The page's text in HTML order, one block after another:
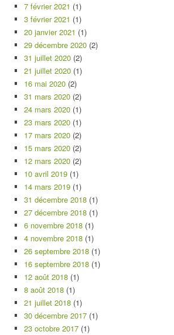
7 février 2021 (1)
3 février 2021 (1)
20 janvier 2021 (1)
29 décembre 2020 (2)
31 juillet 2020 (2)
21 juillet 2020 (1)
16 mai 2020 (2)
31 mars 2020 (2)
24 mars 2020 (1)
23 mars 2020 (1)
17 mars 2020 (2)
15 mars 2020 (2)
12 mars 2020 (2)
10 avril 2019 (1)
14 mars 2019 (1)
31 décembre 2018 (1)
27 décembre 2018 (1)
6 novembre 2018 (1)
4 novembre 2018 (1)
26 septembre 2018 (1)
16 septembre 2018 (1)
12 août 2018 (1)
8 août 2018 (1)
21 juillet 2018 (1)
30 décembre 2017 (1)
23 octobre 2017 (1)